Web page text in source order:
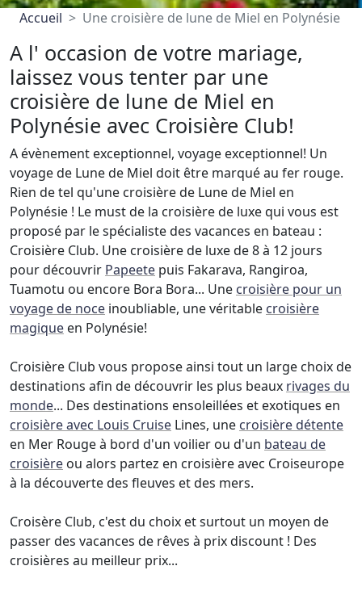
Accueil Une croisière de lune de Miel en Polynésie
A l' occasion de votre mariage,
laissez vous tenter par une
croisière de lune de Miel en
Polynésie avec Croisière Club!
A évènement exceptionnel, voyage exceptionnel! Un
voyage de Lune de Miel doit être marqué au fer rouge.
Rien de tel qu'une croisière de Lune de Miel en
Polynésie ! Le must de la croisière de luxe qui vous est
proposé par le spécialiste des vacances en bateau :
Croisière Club. Une croisière de luxe de 8 à 12 jours
pour découvrir Papeete puis Fakarava, Rangiroa,
Tuamotu ou encore Bora Bora... Une croisière pour un
voyage de noce inoubliable, une véritable croisière
magique en Polynésie!
Croisière Club vous propose ainsi tout un large choix de
destinations afin de découvrir les plus beaux rivages du
monde... Des destinations ensoleillées et exotiques en
croisière avec Louis Cruise Lines, une croisière détente
en Mer Rouge à bord d'un voilier ou d'un bateau de
croisière ou alors partez en croisière avec Croiseurope
à la découverte des fleuves et des mers.
Croisère Club, c'est du choix et surtout un moyen de
passer des vacances de rêves à prix discount ! Des
croisières au meilleur prix...